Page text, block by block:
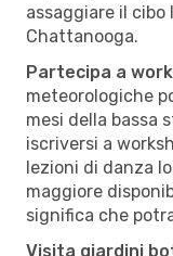
assaggiare il
Chattanooga.
Partecipa a
meteorologiche
mesi della bassa
iscriversi a
lezioni di danza
maggiore
significa che
Visita giardini